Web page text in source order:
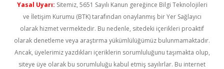
Yasal Uyarı: Sitemiz, 5651 Sayılı Kanun gereğince Bilgi Teknolojileri
ve İletişim Kurumu (BTK) tarafından onaylanmış bir Yer Sağlayıcı
olarak hizmet vermektedir. Bu nedenle, sitedeki içerikleri proaktif
olarak denetleme veya araştırma yükümlülüğümüz bulunmamaktadır.
Ancak, üyelerimiz yazdıkları içeriklerin sorumluluğunu taşımakta olup,
siteye üye olarak bu sorumluluğu kabul etmiş sayılırlar. Bu internet